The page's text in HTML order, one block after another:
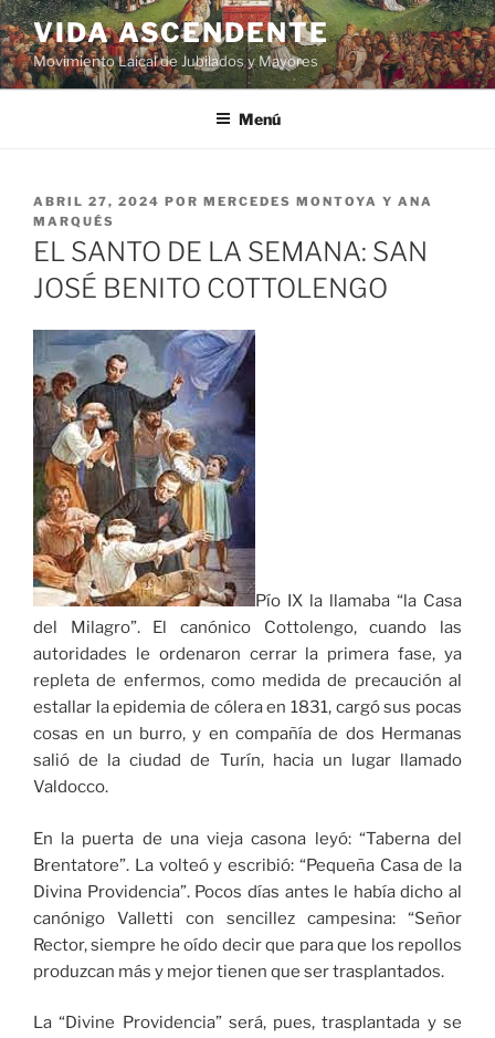
VIDA ASCENDENTE
Movimiento Laical de Jubilados y Mayores
Menú
ABRIL 27, 2024 POR MERCEDES MONTOYA Y ANA
MARQUÉS
EL SANTO DE LA SEMANA: SAN
JOSÉ BENITO COTTOLENGO
Pío IX la llamaba “la Casa
del Milagro”. El canónico Cottolengo, cuando las
autoridades le ordenaron cerrar la primera fase, ya
repleta de enfermos, como medida de precaución al
estallar la epidemia de cólera en 1831, cargó sus pocas
cosas en un burro, y en compañía de dos Hermanas
salió de la ciudad de Turín, hacia un lugar llamado
Valdocco.
En la puerta de una vieja casona leyó: “Taberna del
Brentatore”. La volteó y escribió: “Pequeña Casa de la
Divina Providencia”. Pocos días antes le había dicho al
canónigo Valletti con sencillez campesina: “Señor
Rector, siempre he oído decir que para que los repollos
produzcan más y mejor tienen que ser trasplantados.
La “Divine Providencia” será, pues, trasplantada y se